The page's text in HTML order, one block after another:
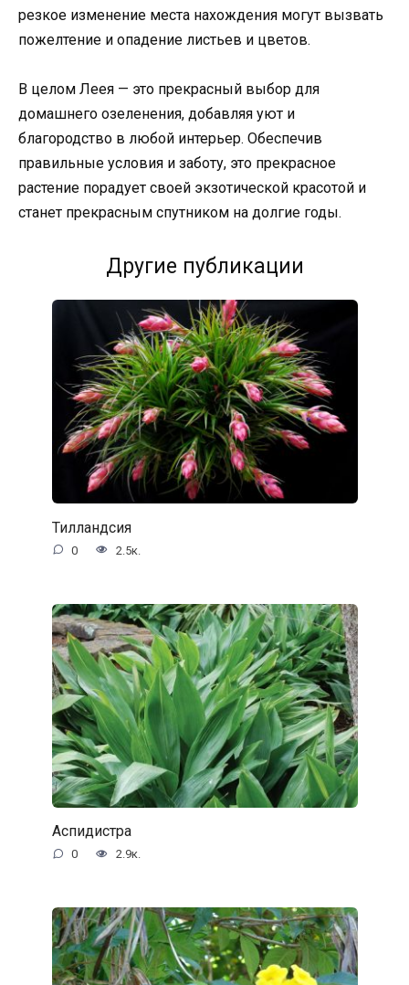
резкое изменение места нахождения могут вызвать
пожелтение и опадение листьев и цветов.
В целом Леея — это прекрасный выбор для
домашнего озеленения, добавляя уют и
благородство в любой интерьер. Обеспечив
правильные условия и заботу, это прекрасное
растение порадует своей экзотической красотой и
станет прекрасным спутником на долгие годы.
Другие публикации
Тилландсия
0 2.5к.
Аспидистра
0 2.9к.